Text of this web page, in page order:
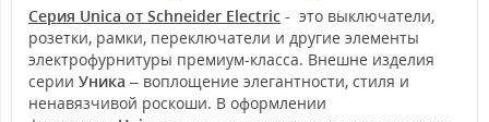
Серия Unica от Schneider Electric - это выключатели,
розетки, рамки, переключатели и другие элементы
электрофурнитуры премиум-класса. Внешне изделия
серии Уника – воплощение элегантности, стиля и
ненавязчивой роскоши. В оформлении